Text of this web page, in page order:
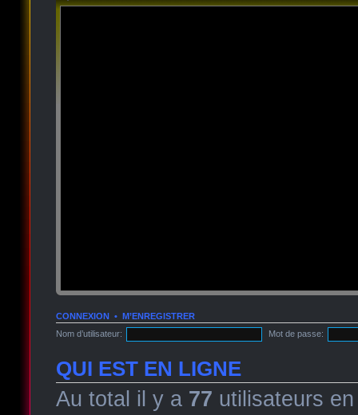
CONNEXION • M’ENREGISTRER
Nom d’utilisateur:
Mot de passe:
QUI EST EN LIGNE
Au total il y a 77 utilisateurs